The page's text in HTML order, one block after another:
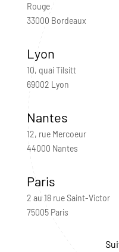
Rouge
33000 Bordeaux
Lyon
10, quai Tilsitt
69002 Lyon
Nantes
12, rue Mercoeur
44000 Nantes
Paris
2 au 18 rue Saint-Victor
75005 Paris